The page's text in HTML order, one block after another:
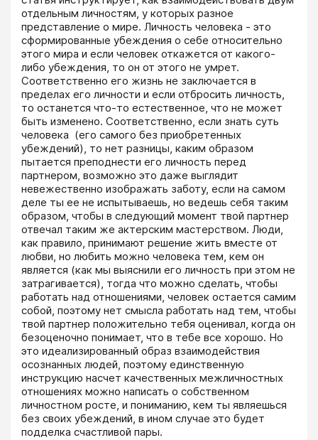
отдельным личностям, у которых разное
представление о мире. Личность человека - это
сформированные убеждения о себе относительно
этого мира и если человек откажется от какого-
либо убеждения, то он от этого не умрет.
Соответственно его жизнь не заключается в
пределах его личности и если отбросить личность,
то останется что-то естественное, что не может
быть изменено. Соответственно, если знать суть
человека  (его самого без приобретенных
убеждений), то нет разницы, каким образом
пытается преподнести его личность перед
партнером, возможно это даже выглядит
невежественно изображать заботу, если на самом
деле ты ее не испытываешь, но ведешь себя таким
образом, чтобы в следующий момент твой партнер
отвечал таким же актерским мастерством. Люди,
как правило, принимают решение жить вместе от
любви, но любить можно человека тем, кем он
является (как мы выяснили его личность при этом не
затрагивается), тогда что можно сделать, чтобы
работать над отношениями, человек остается самим
собой, поэтому нет смысла работать над тем, чтобы
твой партнер положительно тебя оценивал, когда он
безоценочно понимает, что в тебе все хорошо. Но
это идеализированный образ взаимодействия
осознанных людей, поэтому единственную
инструкцию насчет качественных межличностных
отношениях можно написать о собственном
личностном росте, и пониманию, кем ты являешься
без своих убеждений, в ином случае это будет
подделка счастливой пары.